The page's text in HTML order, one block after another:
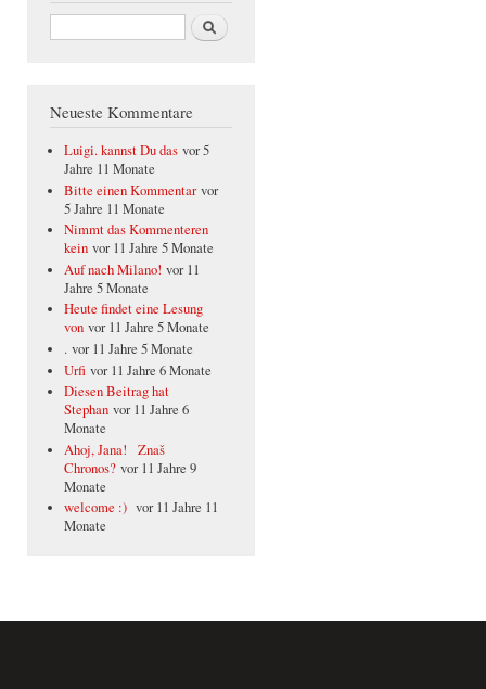
Suche
Neueste Kommentare
Luigi. kannst Du das vor 5
Jahre 11 Monate
Bitte einen Kommentar vor
5 Jahre 11 Monate
Nimmt das Kommenteren
kein vor 11 Jahre 5 Monate
Auf nach Milano! vor 11
Jahre 5 Monate
Heute findet eine Lesung
von vor 11 Jahre 5 Monate
. vor 11 Jahre 5 Monate
Urfi vor 11 Jahre 6 Monate
Diesen Beitrag hat
Stephan vor 11 Jahre 6
Monate
Ahoj, Jana! Znaš
Chronos? vor 11 Jahre 9
Monate
welcome :) vor 11 Jahre 11
Monate